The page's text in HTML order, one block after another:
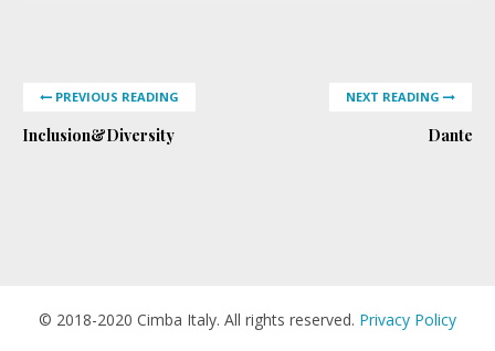
PREVIOUS READING
Inclusion&Diversity
NEXT READING
Dante
© 2018-2020 Cimba Italy. All rights reserved. Privacy Policy